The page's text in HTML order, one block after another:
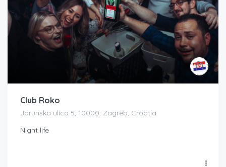
Club Roko
Jarunska ulica 5, 10000, Zagreb, Croatia
Night life